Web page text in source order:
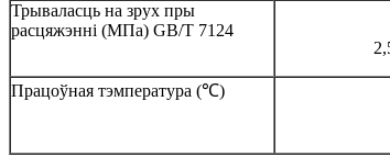
Трываласць на зрух пры
расцяжэнні (МПа) GB/T 7124
Працоўная тэмпература (℃)